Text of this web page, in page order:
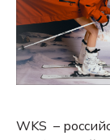
WKS –